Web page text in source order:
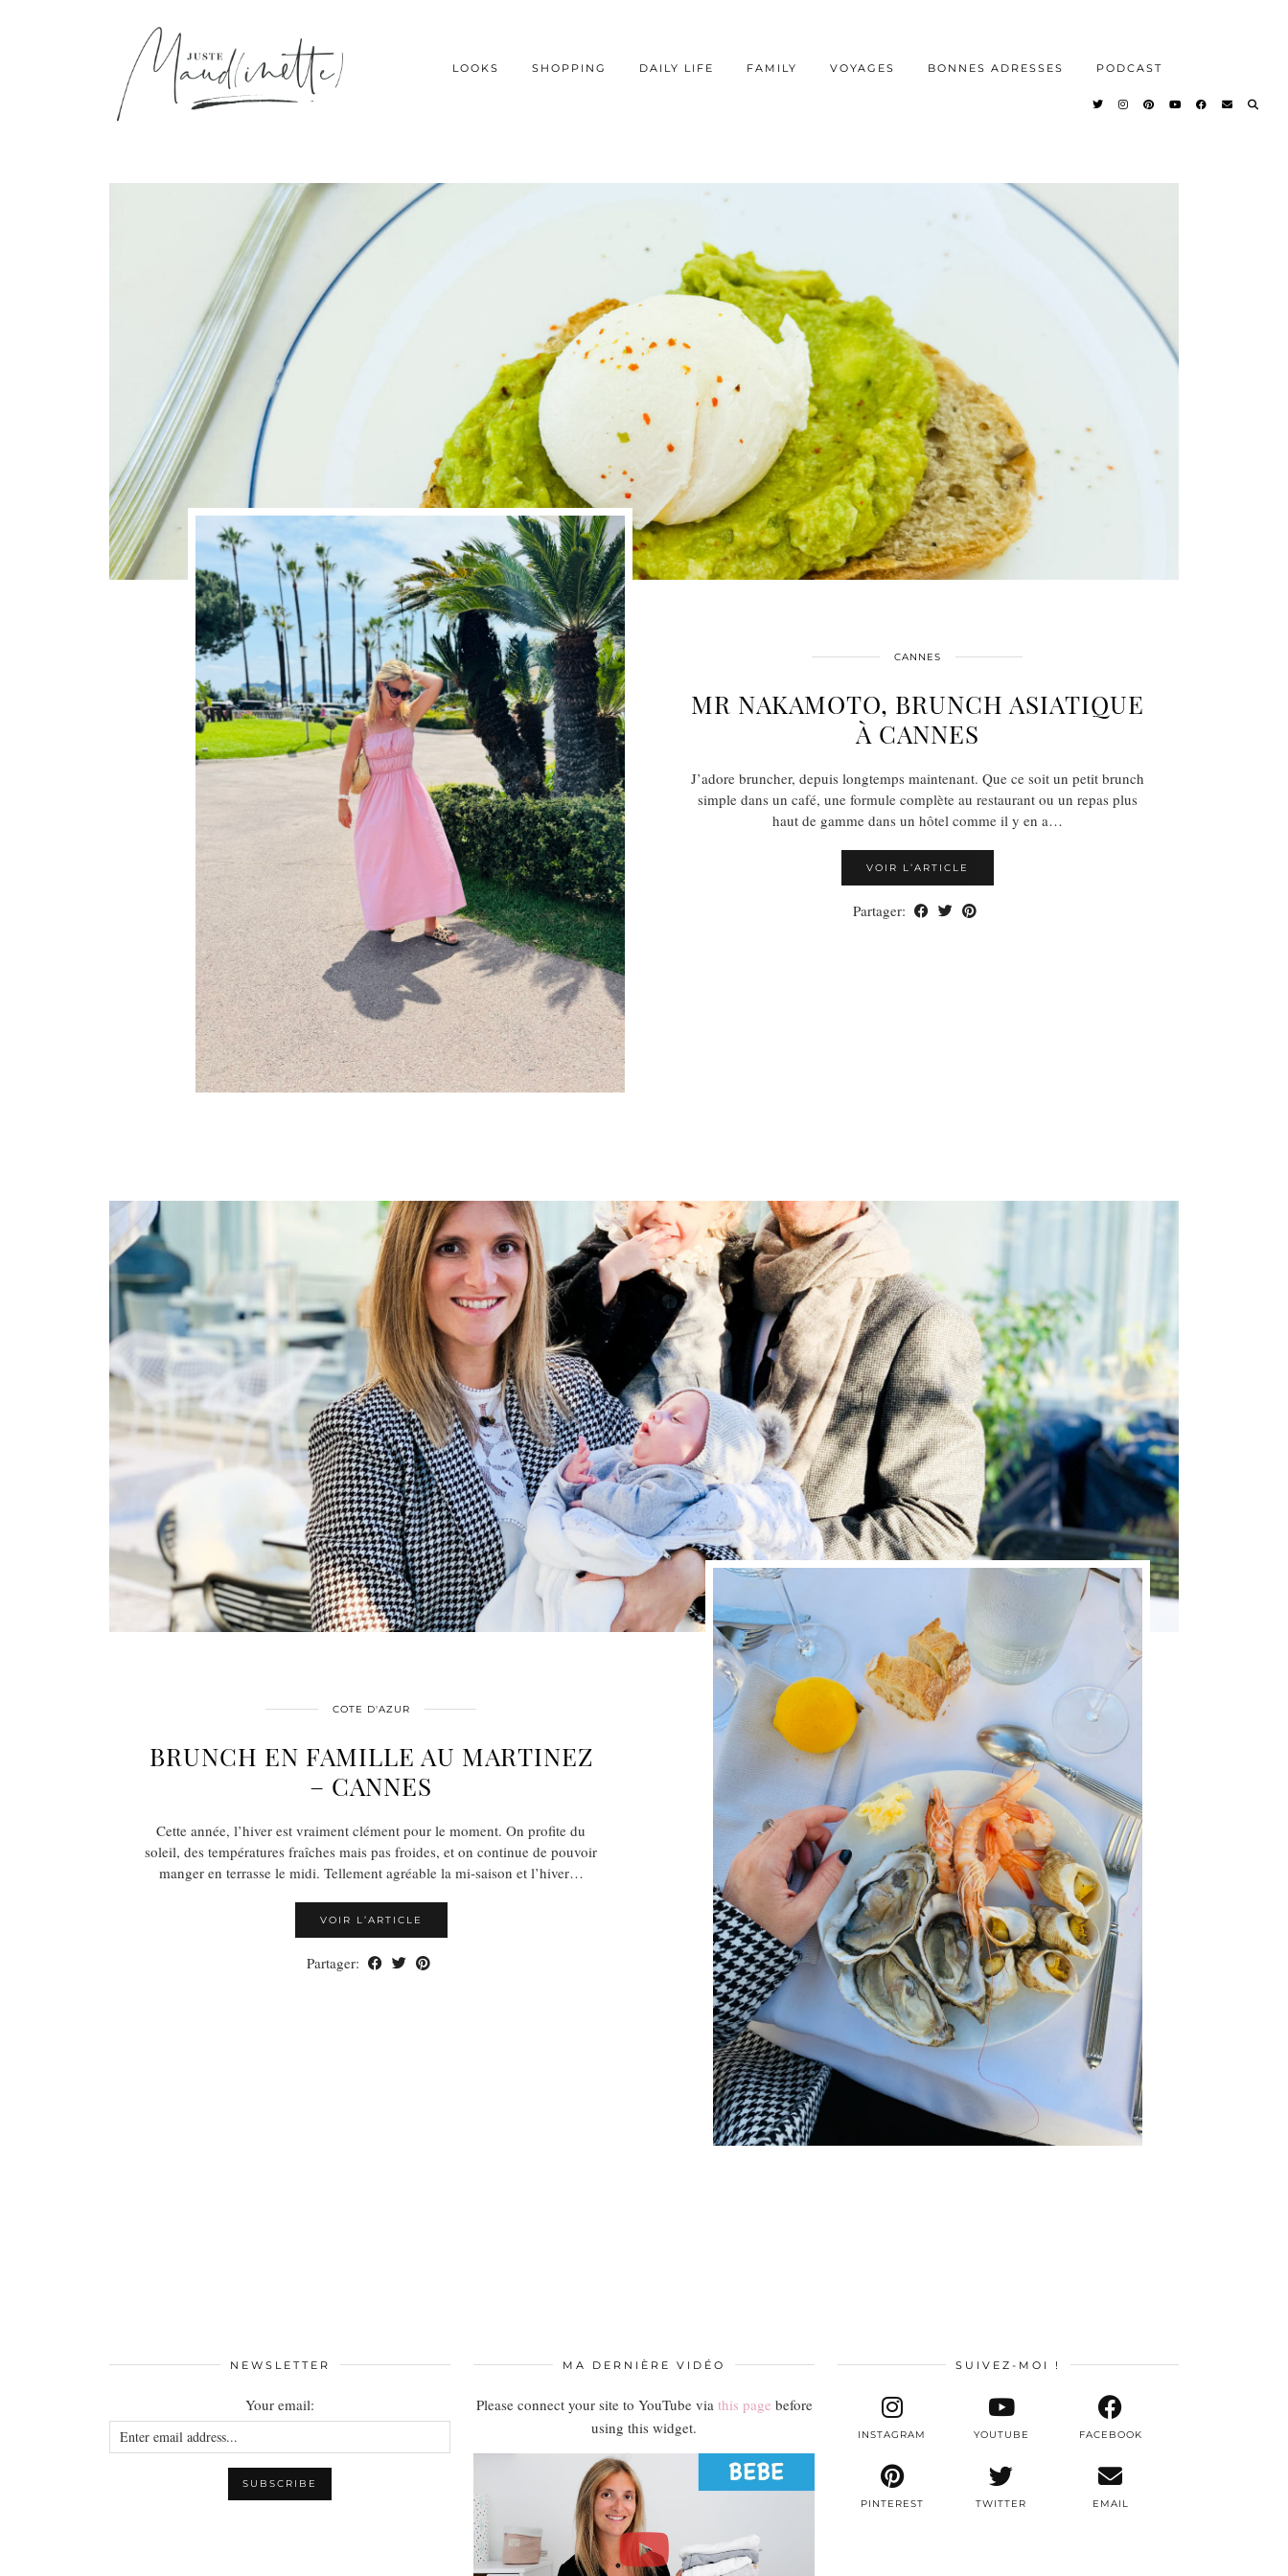
LOOKS SHOPPING DAILY LIFE FAMILY VOYAGES BONNES ADRESSES PODCAST
CANNES
MR NAKAMOTO, BRUNCH ASIATIQUE
À CANNES
J’adore bruncher, depuis longtemps maintenant. Que ce soit un petit brunch
simple dans un café, une formule complète au restaurant ou un repas plus
haut de gamme dans un hôtel comme il y en a…
VOIR L’ARTICLE
Partager:
COTE D'AZUR
BRUNCH EN FAMILLE AU MARTINEZ
– CANNES
Cette année, l’hiver est vraiment clément pour le moment. On profite du
soleil, des températures fraîches mais pas froides, et on continue de pouvoir
manger en terrasse le midi. Tellement agréable la mi-saison et l’hiver…
VOIR L’ARTICLE
Partager:
NEWSLETTER
Your email:
MA DERNIÈRE VIDÉO
Please connect your site to YouTube via this page before
using this widget.
SUIVEZ-MOI !
TWITTER
INSTAGRAM FACEBOOK
PINTEREST
YOUTUBE
EMAIL